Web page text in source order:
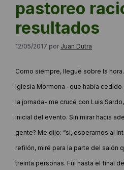
pastoreo
resultados
12/05/2017 por Juan Dutra
Como siempre, llegué sobre la
Iglesia Mormona -que había
la jornada- me crucé con Luis
inicial del evento. Sin mirar hacia
gente? Me dijo: “si, esperamos al
refilón, miré para la parte del salón
treinta personas. Fui hasta el final